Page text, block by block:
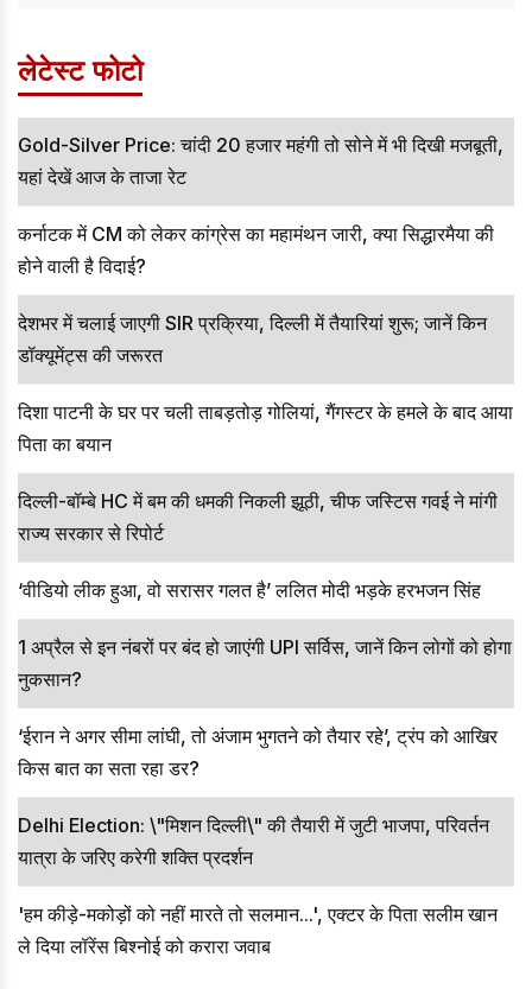
लेटेस्ट फोटो
Gold-Silver Price: चांदी ₹20 हजार महंगी तो सोने में भी दिखी मजबूती,
यहां देखें आज के ताजा रेट
कर्नाटक में CM को लेकर कांग्रेस का महामंथन जारी, क्या सिद्धारमैया की
होने वाली है विदाई?
देशभर में चलाई जाएगी SIR प्रक्रिया, दिल्ली में तैयारियां शुरू; जानें किन
डॉक्यूमेंट्स की जरूरत
दिशा पाटनी के घर पर चली ताबड़तोड़ गोलियां, गैंगस्टर के हमले के बाद आया
पिता का बयान
दिल्ली-बॉम्बे HC में बम की धमकी निकली झूठी, चीफ जस्टिस गवई ने मांगी
राज्य सरकार से रिपोर्ट
‘वीडियो लीक हुआ, वो सरासर गलत है’ ललित मोदी भड़के हरभजन सिंह
1 अप्रैल से इन नंबरों पर बंद हो जाएंगी UPI सर्विस, जानें किन लोगों को होगा
नुकसान?
‘ईरान ने अगर सीमा लांघी, तो अंजाम भुगतने को तैयार रहे’, ट्रंप को आखिर
किस बात का सता रहा डर?
Delhi Election: \"मिशन दिल्ली\" की तैयारी में जुटी भाजपा, परिवर्तन
यात्रा के जरिए करेगी शक्ति प्रदर्शन
'हम कीड़े-मकोड़ों को नहीं मारते तो सलमान...', एक्टर के पिता सलीम खान
ले दिया लॉरेंस बिश्नोई को करारा जवाब